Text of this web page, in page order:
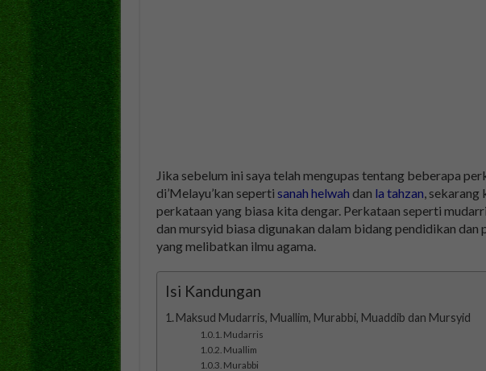
Jika sebelum ini saya telah mengupas tentang beberapa
di’Melayu’kan seperti sanah helwah dan la tahzan ,
perkataan yang biasa kita dengar. Perkataan seperti
dan mursyid biasa digunakan dalam bidang pendidikan dan
yang melibatkan ilmu agama.
Isi Kandungan
Maksud Mudarris, Muallim, Murabbi, Muaddib dan Mursyid
Mudarris
Muallim
Murabbi